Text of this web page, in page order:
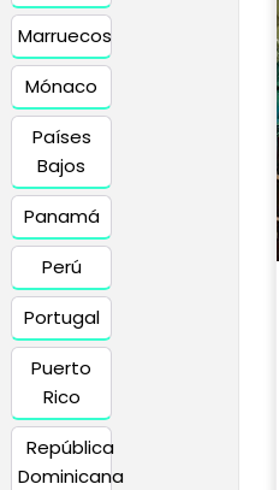
Marruecos
Mónaco
Países
Bajos
Panamá
Perú
Portugal
Puerto
Rico
República
Dominicana